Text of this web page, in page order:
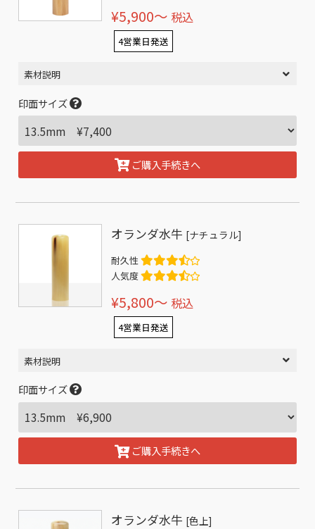
¥5,900〜 税込
4営業日発送
素材説明
印面サイズ
ご購入手続きへ
オランダ水牛 [ナチュラル]
耐久性
人気度
¥5,800〜 税込
4営業日発送
素材説明
印面サイズ
ご購入手続きへ
オランダ水牛 [色上]